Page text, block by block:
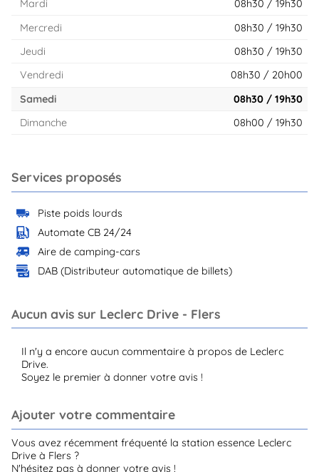
Mardi
08h30 / 19h30
Mercredi
08h30 / 19h30
Jeudi
08h30 / 19h30
Vendredi
08h30 / 20h00
Samedi
08h30 / 19h30
Dimanche
08h00 / 19h30
Services proposés
Piste poids lourds
Automate CB 24/24
Aire de camping-cars
DAB (Distributeur automatique de billets)
Aucun avis sur Leclerc Drive - Flers
Il n'y a encore aucun commentaire à propos de Leclerc
Drive.
Soyez le premier à donner votre avis !
Ajouter votre commentaire
Vous avez récemment fréquenté la station essence Leclerc
Drive à Flers ?
N'hésitez pas à donner votre avis !